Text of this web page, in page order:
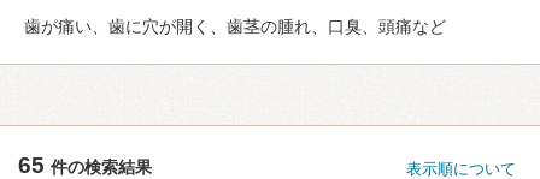
歯が痛い、歯に穴が開く、歯茎の腫れ、口臭、頭痛など
65 件の検索結果 表示順について